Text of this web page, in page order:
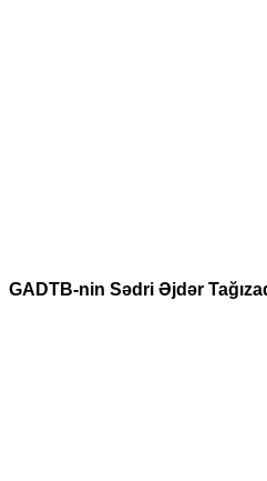
GADTB-nin Sədri Əjdər